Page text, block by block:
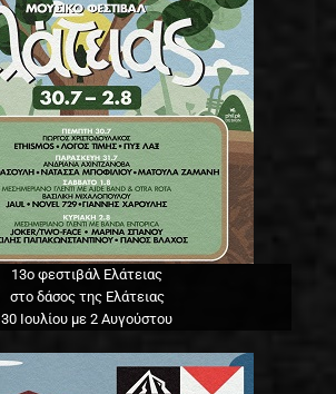
13o φεστιβάλ Ελάτειας
στο δάσος της Ελάτειας
30 Ιουλίου με 2 Αυγούστου